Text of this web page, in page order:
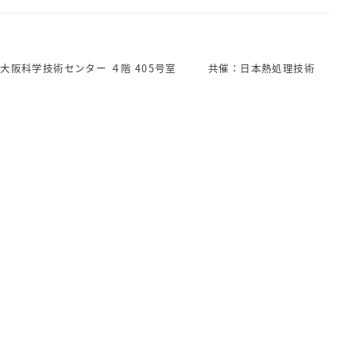
阪科学技術センター ４階 405号室 共催：日本熱処理技術